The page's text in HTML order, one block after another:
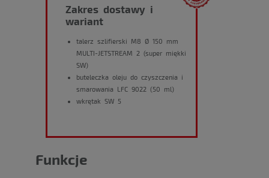
Zakres dostawy i
wariant
talerz szlifierski M8 Ø 150 mm
MULTI-JETSTREAM 2 (super miękki
SW)
buteleczka oleju do czyszczenia i
smarowania LFC 9022 (50 ml)
wkrętak SW 5
Funkcje